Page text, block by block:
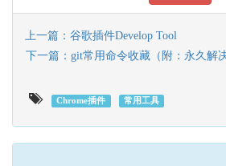
上一篇：谷歌插件Develop Tool
下一篇：git常用命令收藏（附：永久解
Chrome插件 常用工具